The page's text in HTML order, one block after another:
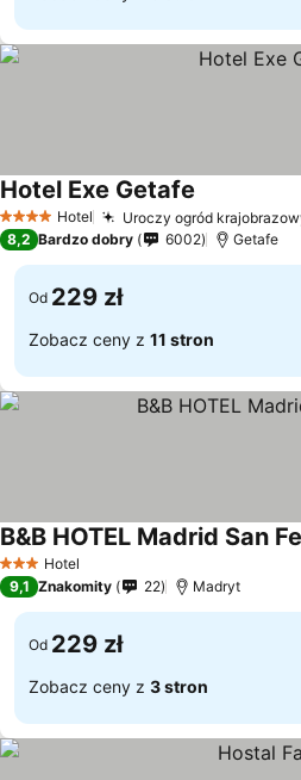
4 KategoriaHotel Uroczy ogród
Hotel Exe Getafe
8,2 Bardzo dobry 6002 Getafe
Od 229 zł
Zobacz ceny z 11 stron
3 Kategoria
Hotel
B&B HOTEL Madrid San
9,1 Znakomity 22 Madryt
Od 229 zł
Zobacz ceny z 3 stron